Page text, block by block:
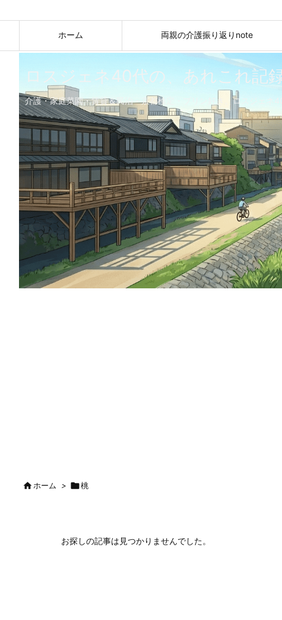
ホーム 両親の介護振り返りnote
ロスジェネ40代の、あれこれ記
介護・家庭菜園・賃貸＆民泊・京都検定・プリン好き。ロスジェネ
ホーム > 桃
お探しの記事は見つかりませんでした。